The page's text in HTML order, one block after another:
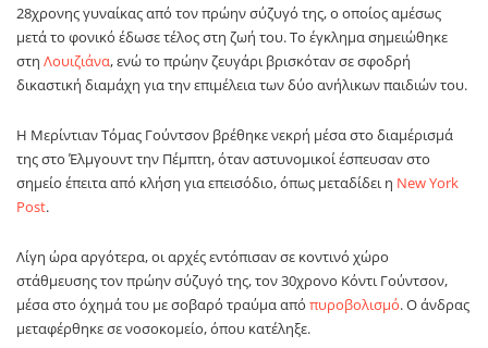
28χρονης γυναίκας από τον πρώην σύζυγό της, ο οποίος αμέσως
μετά το φονικό έδωσε τέλος στη ζωή του. Το έγκλημα σημειώθηκε
στη Λουιζιάνα, ενώ το πρώην ζευγάρι βρισκόταν σε σφοδρή
δικαστική διαμάχη για την επιμέλεια των δύο ανήλικων παιδιών του.
Η Μερίντιαν Τόμας Γούντσον βρέθηκε νεκρή μέσα στο διαμέρισμά
της στο Έλμγουντ την Πέμπτη, όταν αστυνομικοί έσπευσαν στο
σημείο έπειτα από κλήση για επεισόδιο, όπως μεταδίδει η New York
Post.
Λίγη ώρα αργότερα, οι αρχές εντόπισαν σε κοντινό χώρο
στάθμευσης τον πρώην σύζυγό της, τον 30χρονο Κόντι Γούντσον,
μέσα στο όχημά του με σοβαρό τραύμα από πυροβολισμό. Ο άνδρας
μεταφέρθηκε σε νοσοκομείο, όπου κατέληξε.